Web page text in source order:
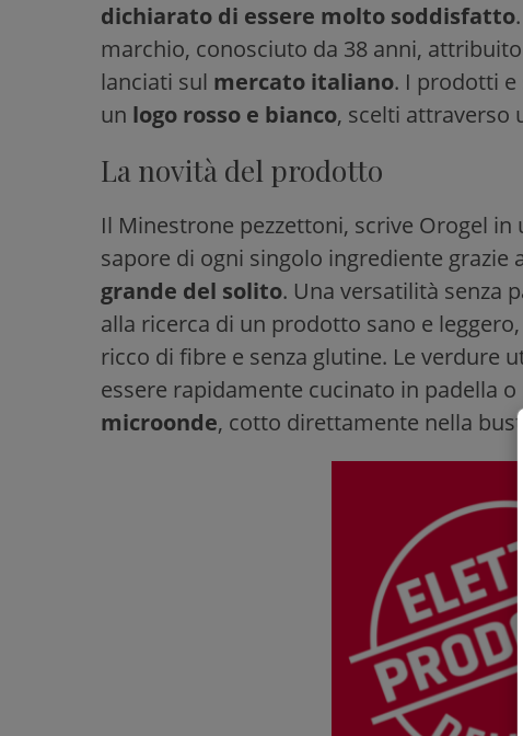
dichiarato di essere molto soddisfatto.
marchio, conosciuto da 38 anni,
lanciati sul mercato italiano. I prodotti e
un logo rosso e bianco, scelti attraverso
La novità del prodotto
Il Minestrone pezzettoni, scrive Orogel
sapore di ogni singolo ingrediente grazie
grande del solito. Una versatilità senza
alla ricerca di un prodotto sano e
ricco di fibre e senza glutine. Le verdure
essere rapidamente cucinato in padella o
microonde, cotto direttamente nella